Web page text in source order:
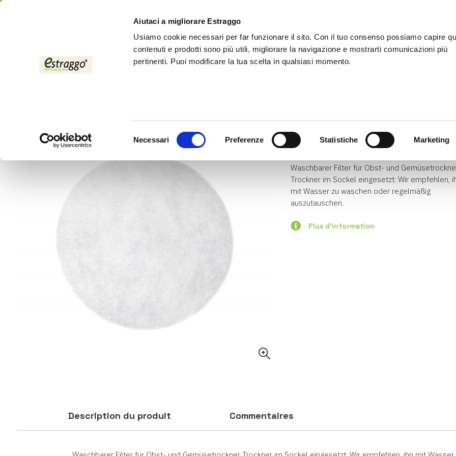
Aiutaci a migliorare Estraggo
Usiamo cookie necessari per far funzionare il sito. Con il tuo consenso possiamo capire
contenuti e prodotti sono più utili, migliorare la navigazione e mostrarti comunicazioni più
pertinenti. Puoi modificare la tua scelta in qualsiasi momento.
Necessari Preferenze Statistiche Marketing
LifeEnergy Produkte Zubehör
Luftfilter
Waschbarer Filter für Obst- und
Trockner im Sockel eingesetzt: Wir empfehlen,
mit Wasser zu waschen oder regelmäßig
auszutauschen.
Plus d'information
Description du produit Commentaires